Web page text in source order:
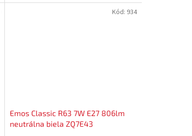
Emos Classic R63 7W E27 806lm
neutrálna biela ZQ7E43
Kód: 934